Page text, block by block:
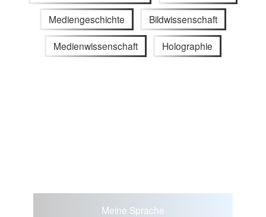
Mediengeschichte Bildwissenschaft
Medienwissenschaft Holographie
Meine Sprache